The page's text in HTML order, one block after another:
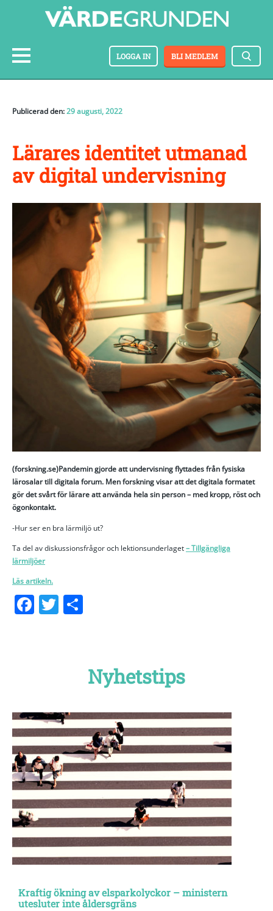
BLI MEDLEM
LOGGA IN
Publicerad den:29 augusti, 2022
Lärares identitet utmanad
av digital undervisning
(forskning.se)Pandemin gjorde att undervisning flyttades från fysiska
lärosalar till digitala forum. Men forskning visar att det digitala formatet
gör det svårt för lärare att använda hela sin person – med kropp, röst och
ögonkontakt.
-Hur ser en bra lärmiljö ut?
Ta del av diskussionsfrågor och lektionsunderlaget– Tillgängliga
lärmiljöer
Läs artikeln.
Facebook
Twitter
Nyhetstips
Kraftig ökning av elsparkolyckor – ministern
utesluter inte åldersgräns